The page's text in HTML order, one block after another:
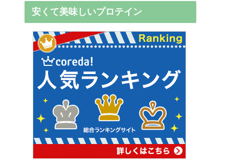
安くて美味しいプロテイン